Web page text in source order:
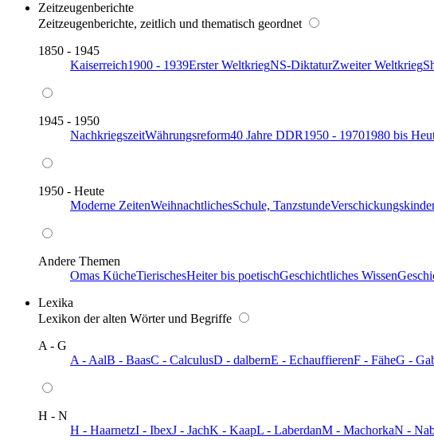
Zeitzeugenberichte
Zeitzeugenberichte, zeitlich und thematisch geordnet
1850 - 1945
Kaiserreich1900 - 1939Erster WeltkriegNS-DiktaturZweiter Weltkrieg
1945 - 1950
NachkriegszeitWährungsreform40 Jahre DDR1950 - 19701980 bis
1950 - Heute
Moderne ZeitenWeihnachtlichesSchule, Tanzstunde
Andere Themen
Omas KücheTierischesHeiter bis poetischGeschichtliches Wissen
Lexika
Lexikon der alten Wörter und Begriffe
A - G
A - AalB - BaasC - CalculusD - dalbernE - EchauffierenF - FäheG -
H - N
H - HaarnetzI - IbexJ - JachK - KaapL - LaberdanM - MachorkaN -